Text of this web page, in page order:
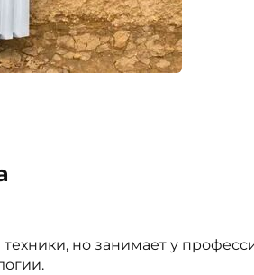
но занимает у